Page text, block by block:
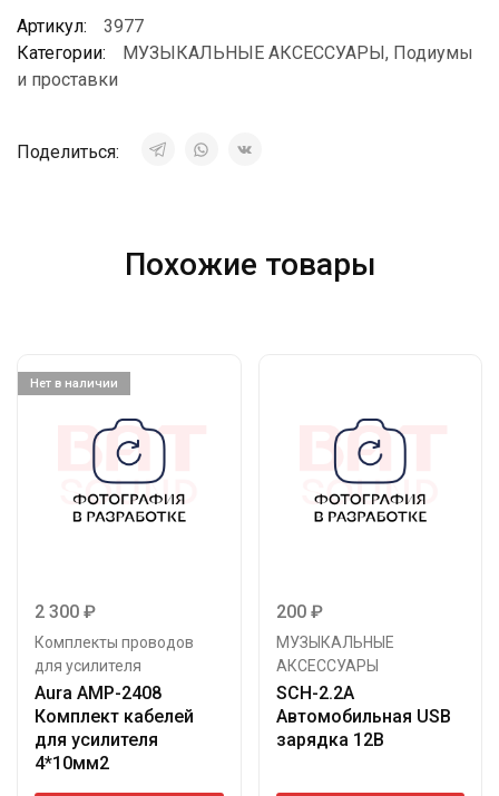
Артикул:
3977
Категории:
МУЗЫКАЛЬНЫЕ АКСЕССУАРЫ, Подиумы
и проставки
Поделиться:
Похожие товары
Нет в наличии
2 300 ₽
Комплекты проводов
для усилителя
Aura AMP-2408
Комплект кабелей
для усилителя
4*10мм2
200 ₽
МУЗЫКАЛЬНЫЕ
АКСЕССУАРЫ
SCH-2.2A
Автомобильная USB
зарядка 12В